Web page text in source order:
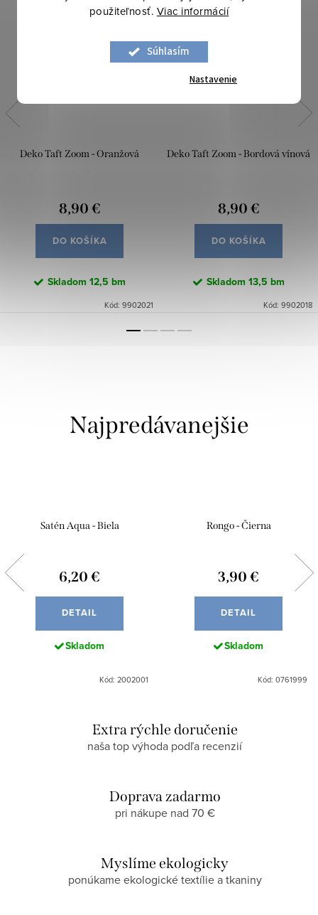
použiteľnosť. Viac informácií
Súhlasím
Nastavenie
Deko Taft Zoom - Oranžová
8,90 €
DO KOŠÍKA
Skladom 12,5 bm
Kód: 9902021
Deko Taft Zoom - Bordová vínová
8,90 €
DO KOŠÍKA
Skladom 13,5 bm
Kód: 9902018
Najpredávanejšie
Satén Aqua - Biela
6,20 €
DETAIL
Skladom
Kód: 2002001
Rongo - Čierna
3,90 €
DETAIL
Skladom
Kód: 0761999
Extra rýchle doručenie
naša top výhoda podľa recenzií
Doprava zadarmo
pri nákupe nad 70 €
Myslíme ekologicky
ponúkame ekologické textílie a tkaniny